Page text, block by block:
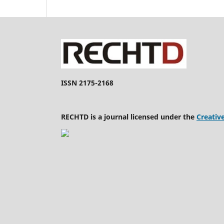
ISSN 2175-2168
RECHTD is a journal licensed under the